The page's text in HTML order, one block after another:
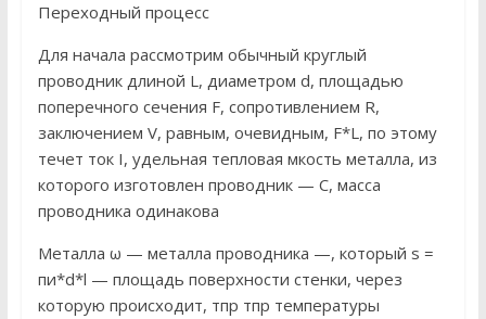
Переходный процесс
Для начала рассмотрим обычный круглый
проводник длиной L, диаметром d, площадью
поперечного сечения F, сопротивлением R,
заключением V, равным, очевидным, F*L, по этому
течет ток I, удельная тепловая мкость металла, из
которого изготовлен проводник — C, масса
проводника одинакова
Металла ω — металла проводника —, который s =
пи*d*l — площадь поверхности стенки, через
которую происходит, тпр тпр температуры